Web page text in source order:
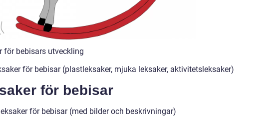
för bebisars utveckling
för bebisar (plastleksaker, mjuka leksaker, aktivitetsleksaker)
för bebisar
för bebisar (med bilder och beskrivningar)